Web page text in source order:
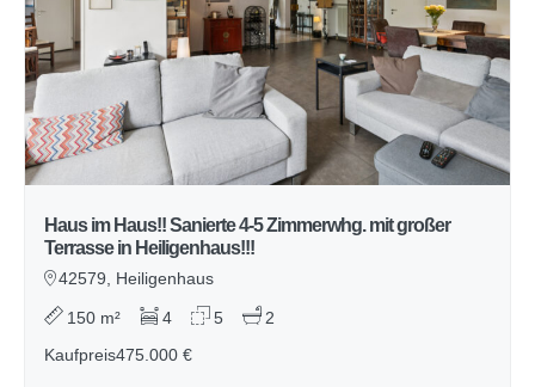
Haus im Haus!! Sanierte 4-5 Zimmerwhg. mit großer
Terrasse in Heiligenhaus!!!
42579, Heiligenhaus
150 m² 4 5
2
Kaufpreis475.000 €